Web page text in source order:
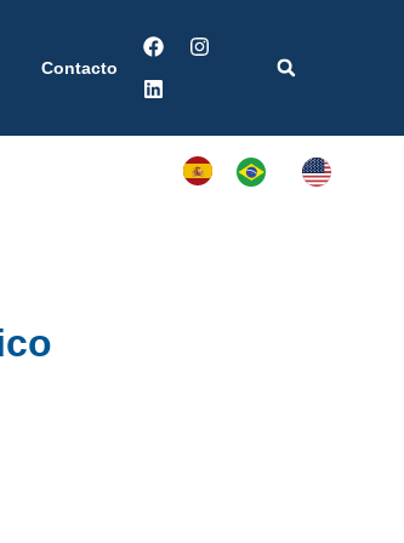
Contacto